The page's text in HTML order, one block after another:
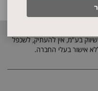
שיווק בע"מ, אין להעתיק, לשכפל
אישור בעלי החברה.